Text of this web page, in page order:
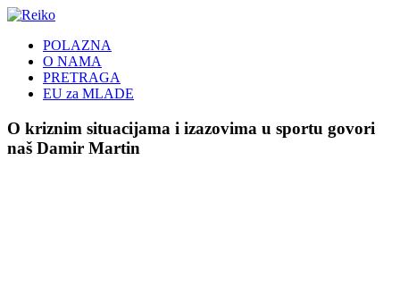
POLAZNA
O NAMA
PRETRAGA
EU za MLADE
O kriznim situacijama i izazovima u sportu govori
naš Damir Martin